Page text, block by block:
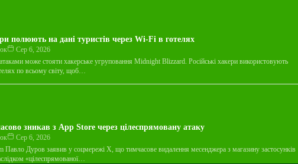
полюють на дані туристів через Wi-Fi в готелях
Сер 6, 2026
може стояти хакерське угруповання Midnight Blizzard. Російські хакери використовують
по всьому світу, щоб…
зникав з App Store через цілеспрямовану атаку
Сер 6, 2026
Павло Дуров заявив у соцмережі X, що тимчасове видалення месенджера з магазину застосунків
«цілеспрямованої…